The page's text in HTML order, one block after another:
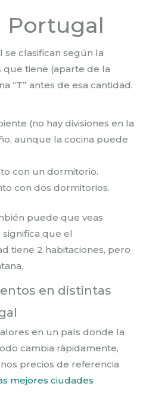
Portugal
se clasifican según la
que tiene (aparte de la
“T” antes de esa cantidad.
(no hay divisiones en la
aunque la cocina puede
con un dormitorio.
con dos dormitorios.
puede que veas
significa que el
tiene 2 habitaciones, pero
en distintas
en un paìs donde la
cambia ràpidamente,
precios de referencia
mejores ciudades